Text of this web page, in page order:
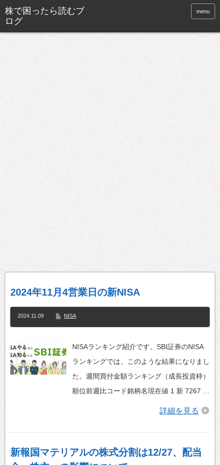
株で困ったら読むブ
ログ
menu
2024年11月4営業日の新NISA
2024.11.09 NISA
NISAランキング紹介です。SBI証券のNISA
ランキングでは、このような結果になりまし
た。週間買付金額ランキング（成長投資枠）
順位前週比コード銘柄名現在値 1 新 7267 …
詳細を見る
新報国マテリアルの株式分割は12/27、配当